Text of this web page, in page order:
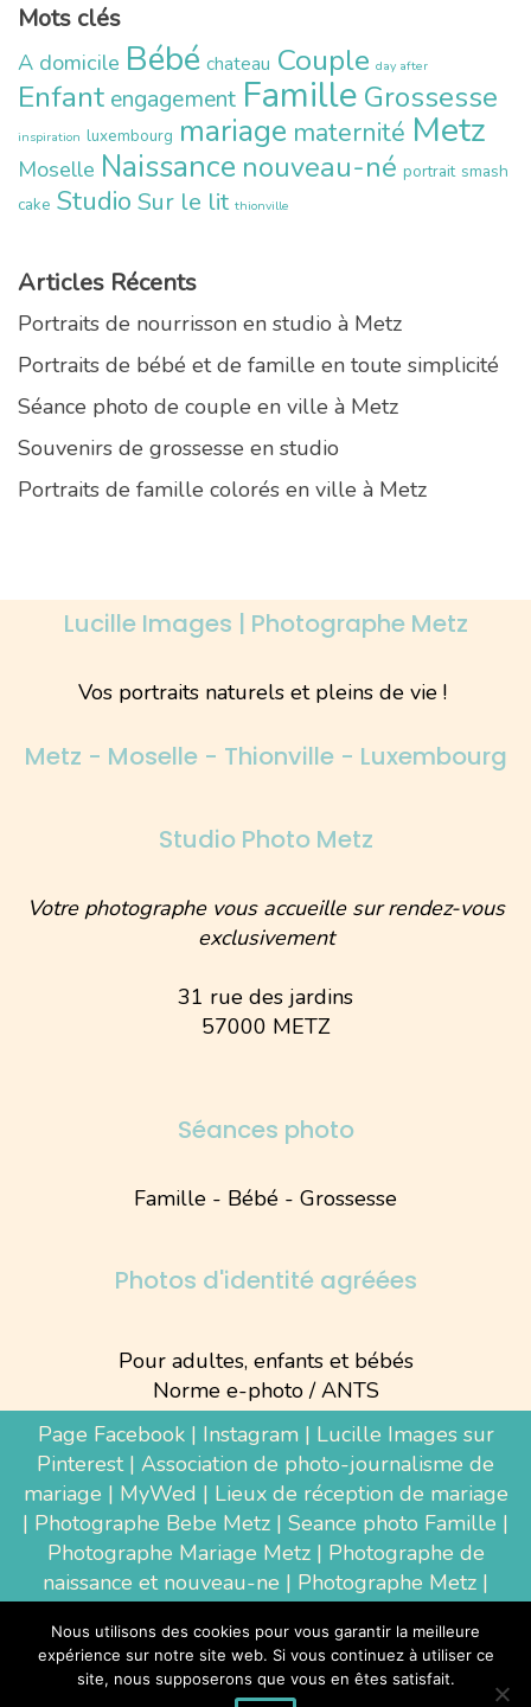
Mots clés
A domicile Bébé chateau Couple day after
Enfant engagement Famille Grossesse
inspiration luxembourg mariage maternité Metz
Moselle Naissance nouveau-né portrait smash
cake Studio Sur le lit thionville
Articles Récents
Portraits de nourrisson en studio à Metz
Portraits de bébé et de famille en toute simplicité
Séance photo de couple en ville à Metz
Souvenirs de grossesse en studio
Portraits de famille colorés en ville à Metz
Lucille Images | Photographe Metz
Vos portraits naturels et pleins de vie !
Metz - Moselle - Thionville - Luxembourg
Studio Photo Metz
Votre photographe vous accueille sur rendez-vous
exclusivement
31 rue des jardins
57000 METZ
Séances photo
Famille - Bébé - Grossesse
Photos d'identité agréées
Pour adultes, enfants et bébés
Norme e-photo / ANTS
Page Facebook| Instagram| Lucille Images sur
Pinterest| Association de photo-journalisme de
mariage | MyWed | Lieux de réception de mariage
| Photographe Bebe Metz | Seance photo Famille |
Photographe Mariage Metz| Photographe de
naissance et nouveau-ne | Photographe Metz |
Luxembourg|Photographe Thionville|
Photographe d'entreprise Metz
Nous utilisons des cookies pour vous garantir la meilleure
expérience sur notre site web. Si vous continuez à utiliser ce
site, nous supposerons que vous en êtes satisfait.